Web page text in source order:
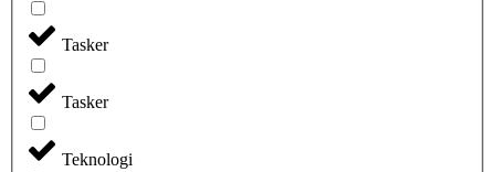
Tasker
Tasker
Teknologi